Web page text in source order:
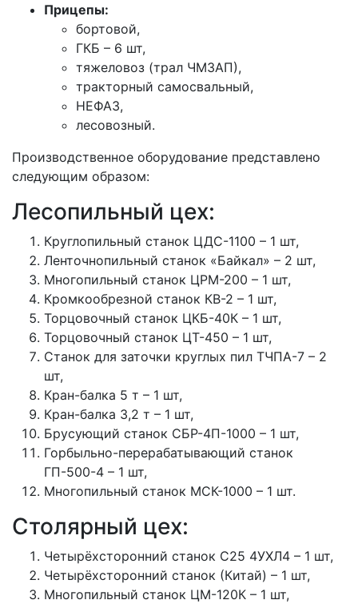
Прицепы:
бортовой,
ГКБ – 6 шт,
тяжеловоз (трал ЧМЗАП),
тракторный самосвальный,
НЕФАЗ,
лесовозный.
Производственное оборудование представлено
следующим образом:
Лесопильный цех:
Круглопильный станок ЦДС-1100 – 1 шт,
Ленточнопильный станок «Байкал» – 2 шт,
Многопильный станок ЦРМ-200 – 1 шт,
Кромкообрезной станок КВ-2 – 1 шт,
Торцовочный станок ЦКБ-40К – 1 шт,
Торцовочный станок ЦТ-450 – 1 шт,
Станок для заточки круглых пил ТЧПА-7 – 2
шт,
Кран-балка 5 т – 1 шт,
Кран-балка 3,2 т – 1 шт,
Брусующий станок СБР-4П-1000 – 1 шт,
Горбыльно-перерабатывающий станок
ГП-500-4 – 1 шт,
Многопильный станок МСК-1000 – 1 шт.
Столярный цех:
Четырёхсторонний станок С25 4УХЛ4 – 1 шт,
Четырёхсторонний станок (Китай) – 1 шт,
Многопильный станок ЦМ-120К – 1 шт,